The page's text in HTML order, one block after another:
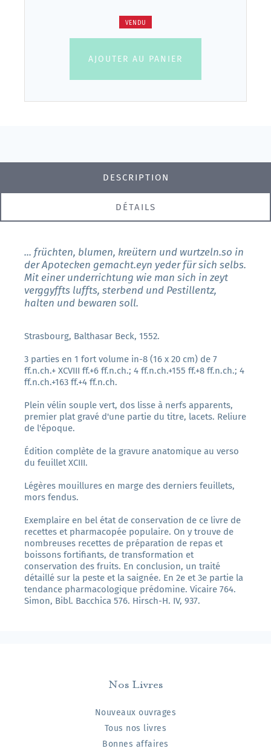
VENDU
AJOUTER AU PANIER
DESCRIPTION
DÉTAILS
... früchten, blumen, kreütern und wurtzeln.so in
der Apotecken gemacht.eyn yeder für sich selbs.
Mit einer underrichtung wie man sich in zeyt
verggyffts luffts, sterbend und Pestillentz,
halten und bewaren soll.
Strasbourg, Balthasar Beck, 1552.
3 parties en 1 fort volume in-8 (16 x 20 cm) de 7
ff.n.ch.+ XCVIII ff.+6 ff.n.ch.; 4 ff.n.ch.+155 ff.+8 ff.n.ch.; 4
ff.n.ch.+163 ff.+4 ff.n.ch.
Plein vélin souple vert, dos lisse à nerfs apparents,
premier plat gravé d'une partie du titre, lacets. Reliure
de l'époque.
Édition complète de la gravure anatomique au verso
du feuillet XCIII.
Légères mouillures en marge des derniers feuillets,
mors fendus.
Exemplaire en bel état de conservation de ce livre de
recettes et pharmacopée populaire. On y trouve de
nombreuses recettes de préparation de repas et
boissons fortifiants, de transformation et
conservation des fruits. En conclusion, un traité
détaillé sur la peste et la saignée. En 2e et 3e partie la
tendance pharmacologique prédomine. Vicaire 764.
Simon, Bibl. Bacchica 576. Hirsch-H. IV, 937.
Nos Livres
Nouveaux ouvrages
Tous nos livres
Bonnes affaires